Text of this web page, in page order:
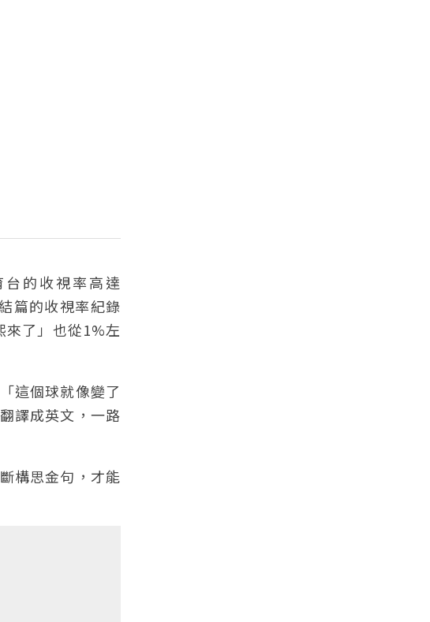
的收視率高達
篇的收視率紀錄
來了」也從1%左
這個球就像變了
譯成英文，一路
構思金句，才能